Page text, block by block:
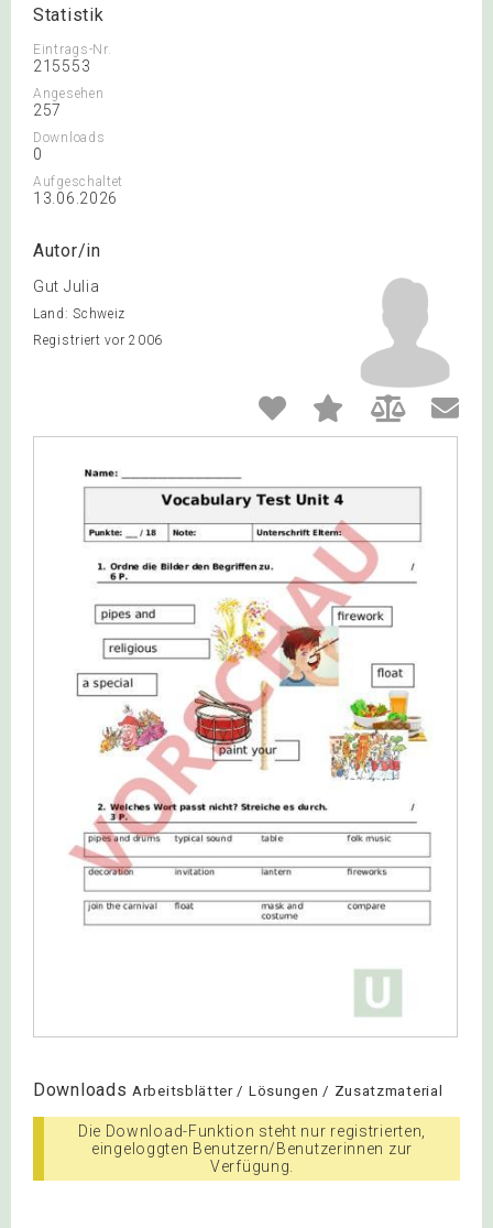
Statistik
Eintrags-Nr.
215553
Angesehen
257
Downloads
0
Aufgeschaltet
13.06.2026
Autor/in
Gut Julia
Land: Schweiz
Registriert vor 2006
Downloads Arbeitsblätter / Lösungen / Zusatzmaterial
Die Download-Funktion steht nur registrierten,
eingeloggten Benutzern/Benutzerinnen zur
Verfügung.